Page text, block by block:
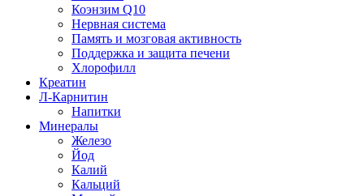
Коэнзим Q10
Нервная система
Память и мозговая активность
Поддержка и защита печени
Хлорофилл
Креатин
Л-Карнитин
Напитки
Минералы
Железо
Йод
Калий
Кальций